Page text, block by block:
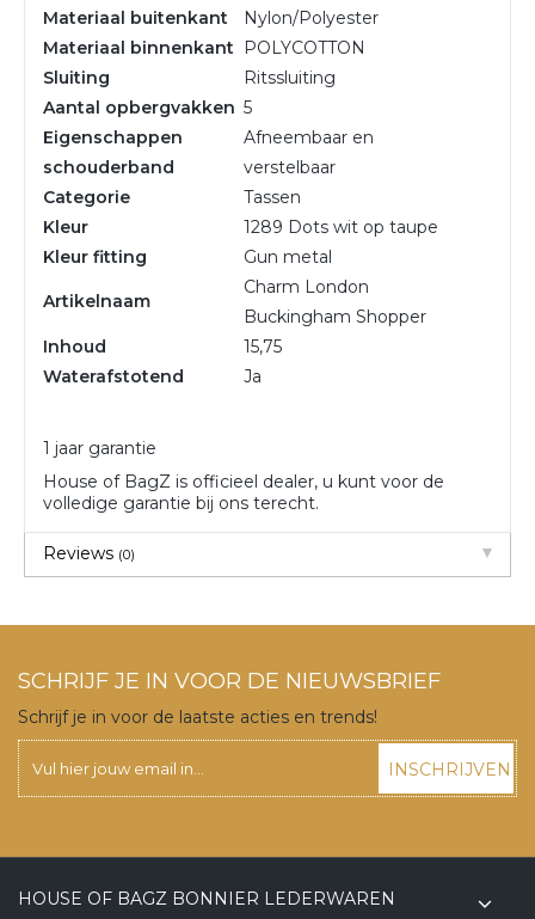
Materiaal buitenkant
Nylon/Polyester
Materiaal binnenkant
POLYCOTTON
Sluiting
Ritssluiting
Aantal opbergvakken 5
Eigenschappen
schouderband
Afneembaar en
verstelbaar
Categorie
Tassen
Kleur
1289 Dots wit op taupe
Kleur fitting
Gun metal
Artikelnaam
Charm London
Buckingham Shopper
Inhoud
15,75
Waterafstotend
Ja
1 jaar garantie
House of BagZ is officieel dealer, u kunt voor de
volledige garantie bij ons terecht.
Reviews (0)
SCHRIJF JE IN VOOR DE NIEUWSBRIEF
Schrijf je in voor de laatste acties en trends!
INSCHRIJVEN
HOUSE OF BAGZ BONNIER LEDERWAREN